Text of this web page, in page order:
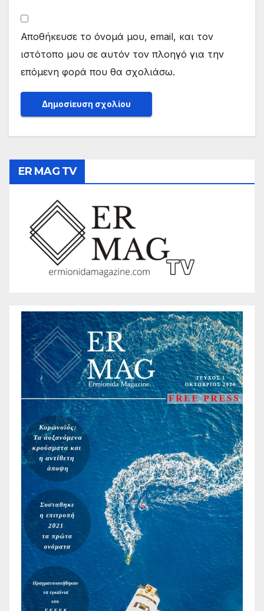
Αποθήκευσε το όνομά μου, email, και τον
ιστότοπο μου σε αυτόν τον πλοηγό για την
επόμενη φορά που θα σχολιάσω.
ER MAG TV